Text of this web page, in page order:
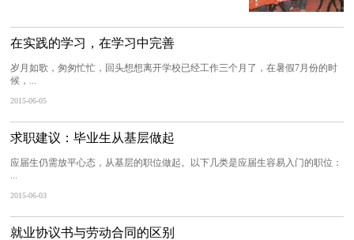
在实践的学习，在学习中完善
岁月如歌，匆匆忙忙，回头想想离开学校已经工作三个月了，在暑假7月份的时
候，...
2015-06-05
求职建议：毕业生从基层做起
应届生仍需放平心态，从基层的职位做起。以下几类是应届生容易入门的职位：
...
2015-06-03
就业协议书与劳动合同的区别